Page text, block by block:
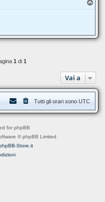
o
1 di 1
Vai a
Tutti gli orari sono UTC
for phpBB
© phpBB Limited
Store.it